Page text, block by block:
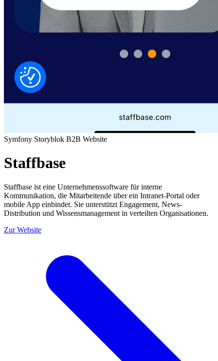
Symfony Storyblok B2B Website
Staffbase
Staffbase ist eine Unternehmenssoftware für interne
Kommunikation, die Mitarbeitende über ein Intranet-Portal oder
mobile App einbindet. Sie unterstützt Engagement, News-
Distribution und Wissensmanagement in verteilten Organisationen.
Zur Website